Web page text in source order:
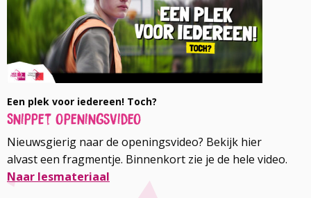
Een plek voor iedereen! Toch?
Snippet openingsvideo
Nieuwsgierig naar de openingsvideo? Bekijk hier
alvast een fragmentje. Binnenkort zie je de hele video.
Naar lesmateriaal